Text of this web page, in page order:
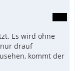
Es wird ohne
drauf
kommt der